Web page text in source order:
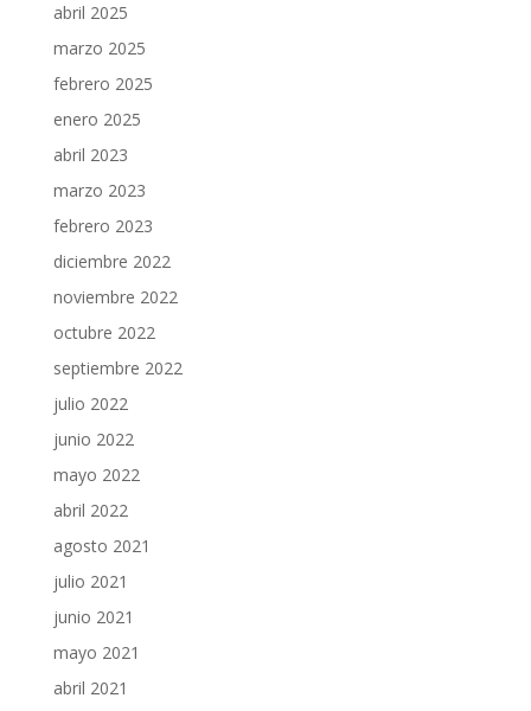
abril 2025
marzo 2025
febrero 2025
enero 2025
abril 2023
marzo 2023
febrero 2023
diciembre 2022
noviembre 2022
octubre 2022
septiembre 2022
julio 2022
junio 2022
mayo 2022
abril 2022
agosto 2021
julio 2021
junio 2021
mayo 2021
abril 2021